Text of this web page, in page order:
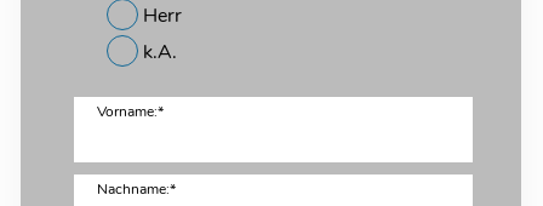
Herr
k.A.
Vorname:*
Nachname:*